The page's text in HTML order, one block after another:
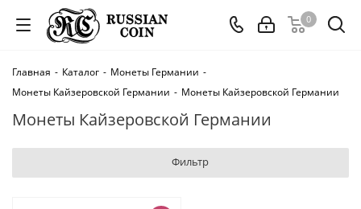
0
Главная - Каталог - Монеты Германии -
Монеты Кайзеровской Германии - Монеты Кайзеровской Германии
Монеты Кайзеровской Германии
Фильтр